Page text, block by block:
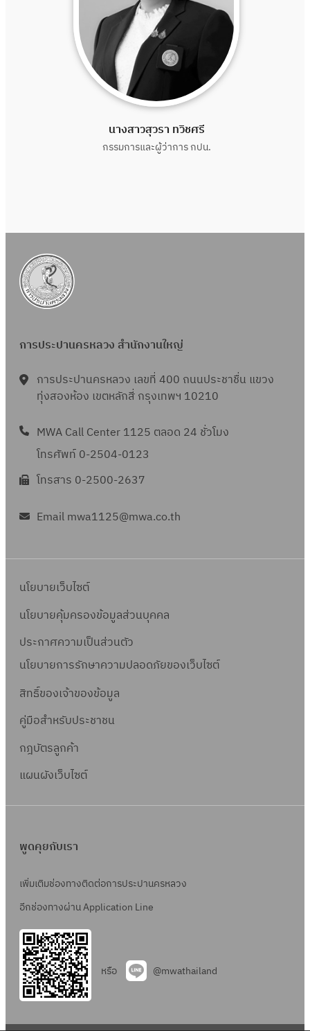
นางสาวสุวรา ทวิชศรี
กรรมการและผู้ว่าการ กปน.
การประปานครหลวง สำนักงานใหญ่
การประปานครหลวง เลขที่ 400 ถนนประชาชื่น แขวง
ทุ่งสองห้อง เขตหลักสี่ กรุงเทพฯ 10210
MWA Call Center 1125 ตลอด 24 ชั่วโมง
โทรศัพท์ 0-2504-0123
โทรสาร 0-2500-2637
Email mwa1125@mwa.co.th
นโยบายเว็บไซต์
นโยบายคุ้มครองข้อมูลส่วนบุคคล
ประกาศความเป็นส่วนตัว
นโยบายการรักษาความปลอดภัยของเว็บไซต์
สิทธิ์ของเจ้าของข้อมูล
คู่มือสำหรับประชาชน
กฎบัตรลูกค้า
แผนผังเว็บไซต์
พูดคุยกับเรา
เพิ่มเติมช่องทางติดต่อการประปานครหลวง
อีกช่องทางผ่าน Application Line
หรือ @mwathailand